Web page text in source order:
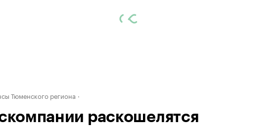
Тюменского региона
раскошелятся